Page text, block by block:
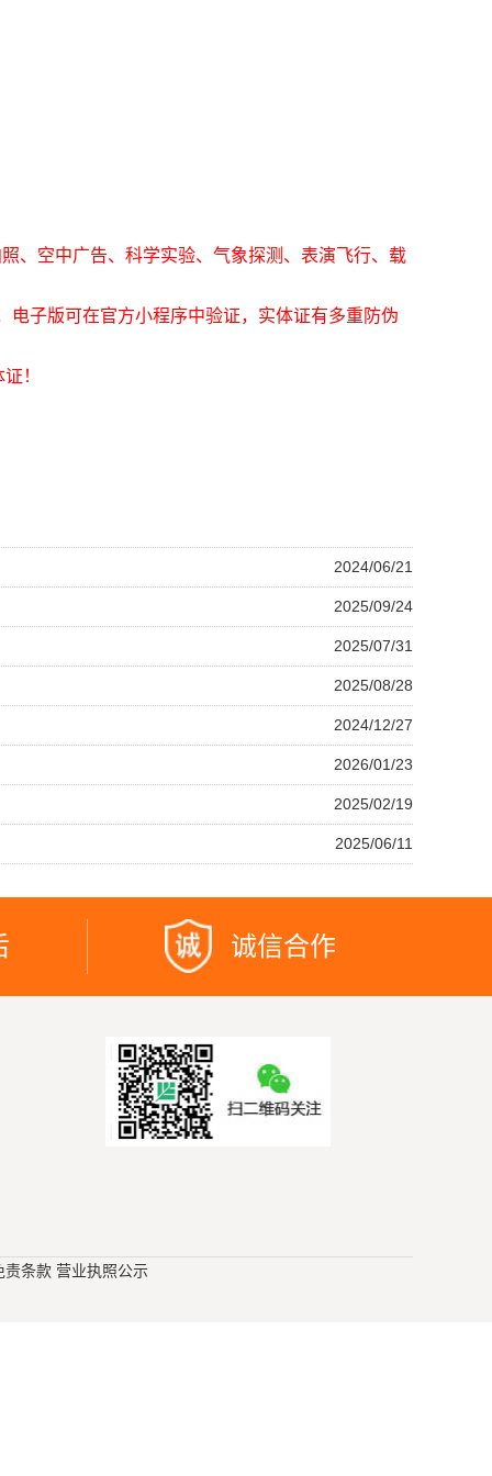
、空中广告、科学实验、气象探测、表演飞行、载
子版可在官方小程序中验证，实体证有多重防伪
！
2024/06/21
2025/09/24
2025/07/31
2025/08/28
2024/12/27
2026/01/23
2025/02/19
2025/06/11
诚信合作
责条款 营业执照公示